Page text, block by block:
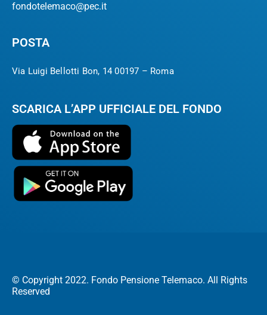
fondotelemaco@pec.it
POSTA
Via Luigi Bellotti Bon, 14 00197 – Roma
SCARICA L’APP UFFICIALE DEL FONDO
© Copyright 2022. Fondo Pensione Telemaco. All Rights
Reserved